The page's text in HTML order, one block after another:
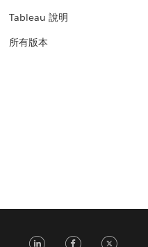
Tableau 說明
所有版本
LinkedIn